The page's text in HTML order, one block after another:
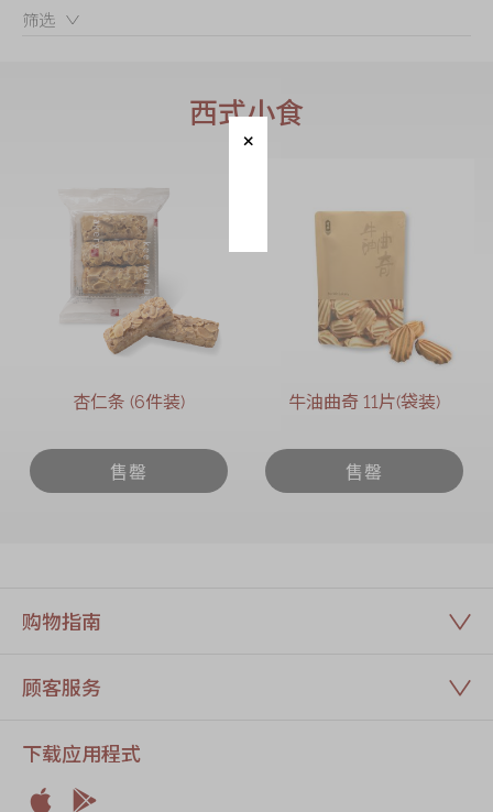
筛选：
西式小食
杏仁条 (6件装)
售罄
牛油曲奇 11片(袋装)
售罄
购物指南
顾客服务
下载应用程式

